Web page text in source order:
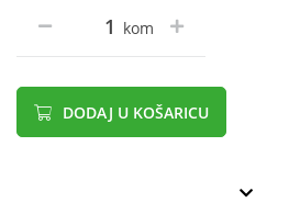
kom
DODAJ U KOŠARICU